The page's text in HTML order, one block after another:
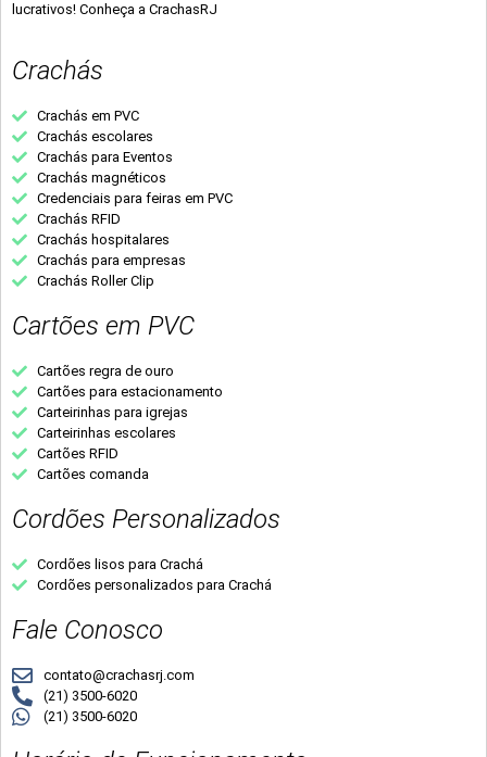
lucrativos! Conheça a CrachasRJ
Crachás
Crachás em PVC
Crachás escolares
Crachás para Eventos
Crachás magnéticos
Credenciais para feiras em PVC
Crachás RFID
Crachás hospitalares
Crachás para empresas
Crachás Roller Clip
Cartões em PVC
Cartões regra de ouro
Cartões para estacionamento
Carteirinhas para igrejas
Carteirinhas escolares
Cartões RFID
Cartões comanda
Cordões Personalizados
Cordões lisos para Crachá
Cordões personalizados para Crachá
Fale Conosco
contato@crachasrj.com
(21) 3500-6020
(21) 3500-6020